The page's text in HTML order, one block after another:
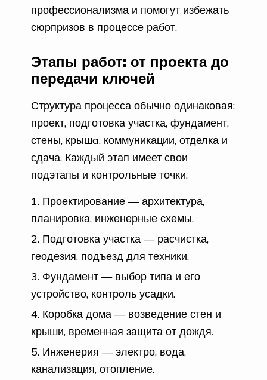
профессионализма и помогут избежать
сюрпризов в процессе работ.
Этапы работ: от проекта до
передачи ключей
Структура процесса обычно одинаковая:
проект, подготовка участка, фундамент,
стены, крышa, коммуникации, отделка и
сдача. Каждый этап имеет свои
подэтапы и контрольные точки.
Проектирование — архитектура,
планировка, инженерные схемы.
Подготовка участка — расчистка,
геодезия, подъезд для техники.
Фундамент — выбор типа и его
устройство, контроль усадки.
Коробка дома — возведение стен и
крыши, временная защита от дождя.
Инженерия — электро, вода,
канализация, отопление.